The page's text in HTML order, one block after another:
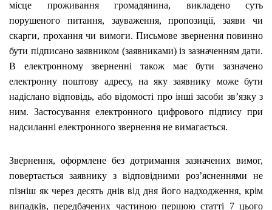
місце проживання громадянина, викладено суть
порушеного питання, зауваження, пропозиції, заяви чи
скарги, прохання чи вимоги. Письмове звернення повинно
бути підписано заявником (заявниками) із зазначенням дати.
В електронному зверненні також має бути зазначено
електронну поштову адресу, на яку заявнику може бути
надіслано відповідь, або відомості про інші засоби зв’язку з
ним. Застосування електронного цифрового підпису при
надсиланні електронного звернення не вимагається.
Звернення, оформлене без дотримання зазначених вимог,
повертається заявнику з відповідними роз’ясненнями не
пізніш як через десять днів від дня його надходження, крім
випадків, передбачених частиною першою статті 7 цього